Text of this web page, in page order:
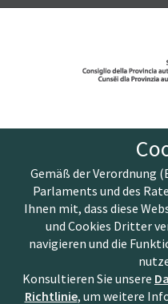
Gemäß der Verordnung
Parlaments und des
Ihnen mit, dass diese
und Cookies Dritter
navigieren und die
Konsultieren Sie unsere
Richtlinie, um weitere